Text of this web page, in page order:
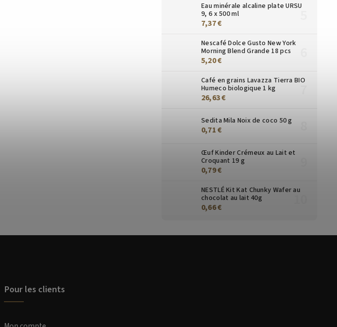
Eau minérale alcaline plate URSU
9, 6 x 500 ml
7,37 €
Nescafé Dolce Gusto New York
Morning Blend Grande 18 pcs
5,20 €
Café en grains Lavazza Tierra BIO
Humeco biologique 1 kg
26,63 €
Sedita Mila Noix de coco 50 g
0,71 €
Œuf Kinder Crémeux au Lait et
Croquant 19 g
0,79 €
NESTLÉ Kit Kat Chunky Wafer au
chocolat au lait 40g
0,66 €
Pour les clients